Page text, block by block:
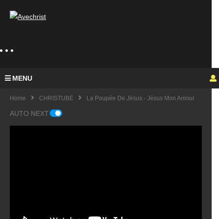
MENU
Home CHRISTUBE La Poupée De Jésus - Jésus Mon Amour
AUTO NEXT
feat
medl